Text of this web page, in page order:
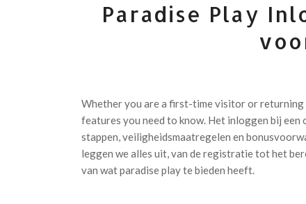
Paradise Play
Whether you are a first-time visitor or returning
features you need to know. Het inloggen bij
stappen, veiligheidsmaatregelen en
leggen we alles uit, van de registratie tot het
van wat paradise play te bieden heeft.